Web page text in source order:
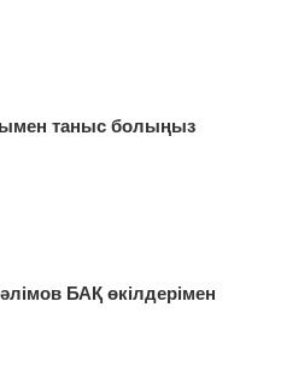
таныс болыңыз
БАҚ өкілдерімен